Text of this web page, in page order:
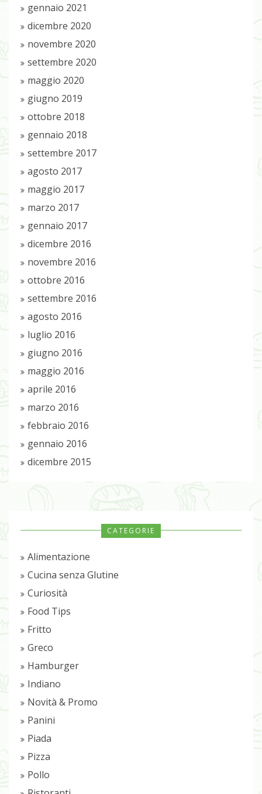
gennaio 2021
dicembre 2020
novembre 2020
settembre 2020
maggio 2020
giugno 2019
ottobre 2018
gennaio 2018
settembre 2017
agosto 2017
maggio 2017
marzo 2017
gennaio 2017
dicembre 2016
novembre 2016
ottobre 2016
settembre 2016
agosto 2016
luglio 2016
giugno 2016
maggio 2016
aprile 2016
marzo 2016
febbraio 2016
gennaio 2016
dicembre 2015
CATEGORIE
Alimentazione
Cucina senza Glutine
Curiosità
Food Tips
Fritto
Greco
Hamburger
Indiano
Novità & Promo
Panini
Piada
Pizza
Pollo